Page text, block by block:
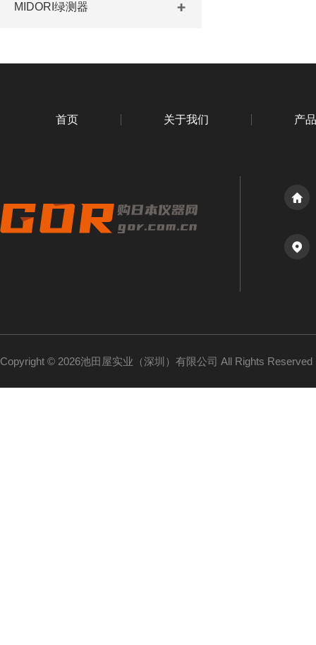
MIDORI绿测器
首页 关于我们 产
Copyright © 2026池田屋实业（深圳）有限公司 All Rights